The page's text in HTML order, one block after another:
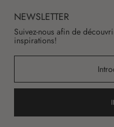
NEWSLETTER
Suivez-nous afin de
inspirations!